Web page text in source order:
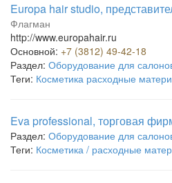
Europa hair studio,
Флагман
http://www.europahair.ru
Основной: +7 (3812) 49-42-18
Раздел: Оборудование для
Теги: Косметика расходные
Eva professional, торговая
Раздел: Оборудование для
Теги: Косметика / расходные